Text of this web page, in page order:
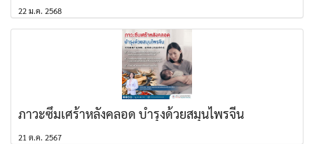
22 ม.ค. 2568
ภาวะซึมเศร้าหลังคลอด บำรุงด้วยสมุนไพรจีน
21 ต.ค. 2567